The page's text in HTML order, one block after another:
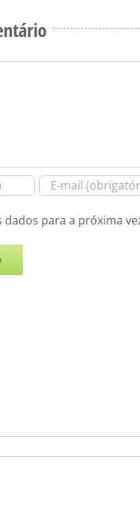
dados para a próxima